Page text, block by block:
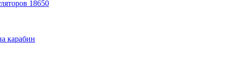
18650
карабин